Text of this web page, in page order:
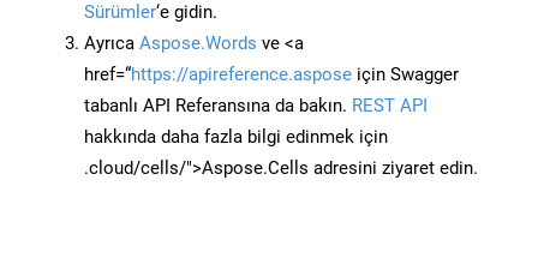
Sürümler‘e gidin.
Ayrıca Aspose.Words ve <a
href=“https://apireference.aspose için Swagger
tabanlı API Referansına da bakın. REST API
hakkında daha fazla bilgi edinmek için
.cloud/cells/">Aspose.Cells adresini ziyaret edin.